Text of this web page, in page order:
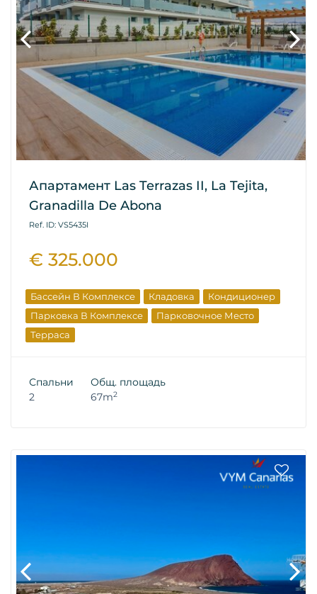
Апартамент Las Terrazas II, La Tejita,
Granadilla De Abona
Ref. ID: VS5435I
€ 325.000
Бассейн В Комплексе Кладовка
Кондиционер
Парковка В Комплексе
Парковочное Место
Терраса
Спальни
2
Общ. площадь
67m2